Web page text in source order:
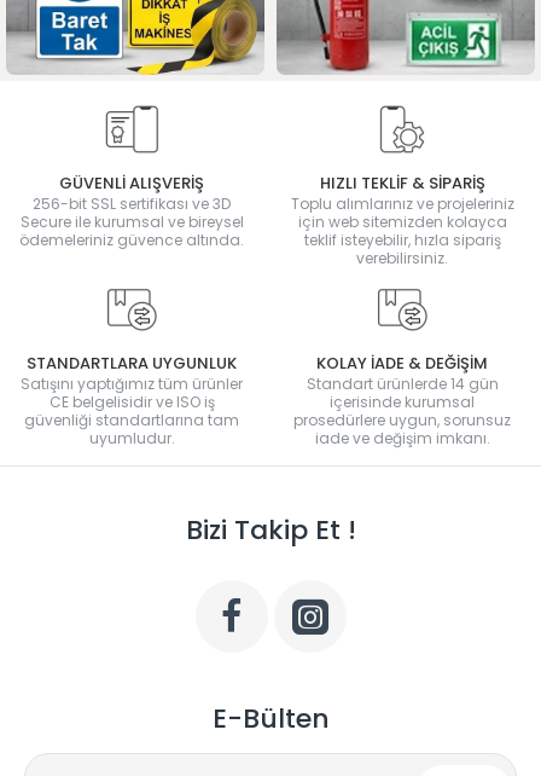
GÜVENLİ ALIŞVERİŞ
256-bit SSL sertifikası ve 3D
Secure ile kurumsal ve bireysel
ödemeleriniz güvence altında.
HIZLI TEKLİF & SİPARİŞ
Toplu alımlarınız ve projeleriniz
için web sitemizden kolayca
teklif isteyebilir, hızla sipariş
verebilirsiniz.
STANDARTLARA UYGUNLUK
Satışını yaptığımız tüm ürünler
CE belgelisidir ve ISO iş
güvenliği standartlarına tam
uyumludur.
KOLAY İADE & DEĞİŞİM
Standart ürünlerde 14 gün
içerisinde kurumsal
prosedürlere uygun, sorunsuz
iade ve değişim imkanı.
Bizi Takip Et !
E-Bülten